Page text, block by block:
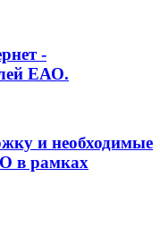
-
ЕАО.
и необходимые
в рамках